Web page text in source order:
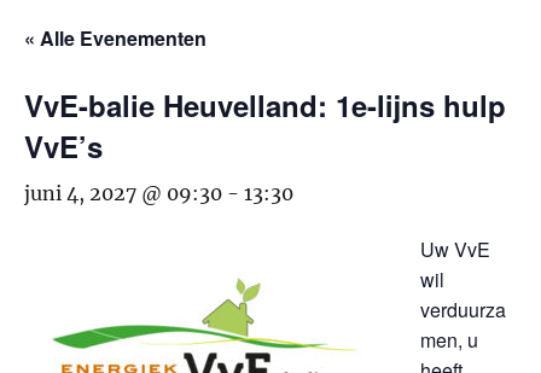
« Alle Evenementen
VvE-balie Heuvelland: 1e-lijns hulp
VvE’s
juni 4, 2027 @ 09:30 - 13:30
Uw VvE
wil
verduurza
men, u